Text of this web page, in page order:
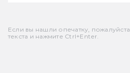
Если вы нашли опечатку,
текста и нажмите Ctrl+Enter.